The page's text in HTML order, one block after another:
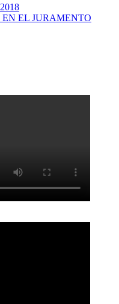
EL JURAMENTO